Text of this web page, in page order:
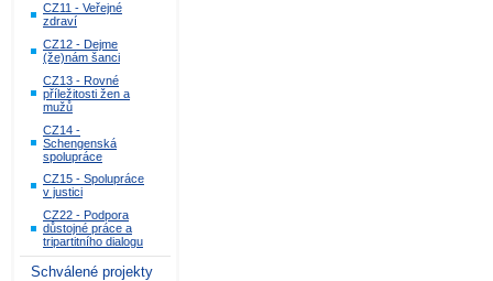
CZ11 - Veřejné
zdraví
CZ12 - Dejme
(že)nám šanci
CZ13 - Rovné
příležitosti žen a
mužů
CZ14 -
Schengenská
spolupráce
CZ15 - Spolupráce
v justici
CZ22 - Podpora
důstojné práce a
tripartitního dialogu
Schválené projekty